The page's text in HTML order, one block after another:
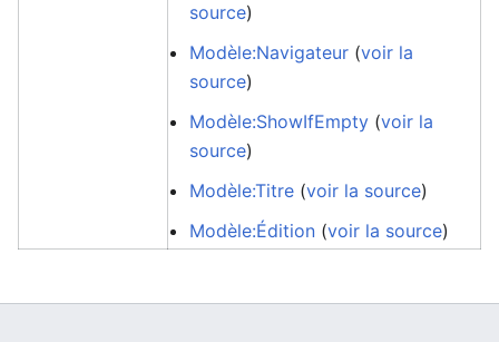
source)
Modèle:Navigateur (voir la
source)
Modèle:ShowIfEmpty (voir la
source)
Modèle:Titre (voir la source)
Modèle:Édition (voir la source)